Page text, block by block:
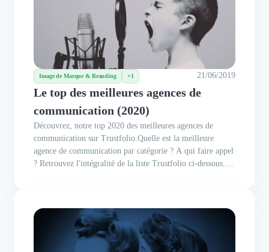
Image de Marque & Branding +1 21/06/2019
Le top des meilleures agences de
communication (2020)
Découvrez, notre top 2020 des meilleures agences de
communication sur Trustfolio.Quelle est la meilleure
agence de communication par catégorie ? A qui faire appel
? Retrouvez l'intégralité de la liste Trustfolio ci-dessous.